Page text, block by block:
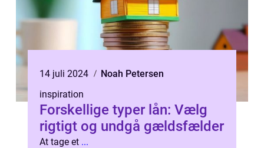
14 juli 2024
Noah Petersen
inspiration
Forskellige typer lån: Vælg
rigtigt og undgå gældsfælder
At tage et ...